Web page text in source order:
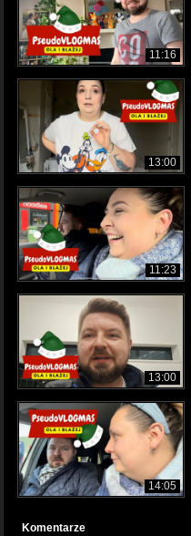
11:16
13:00
11:23
13:00
14:05
Komentarze